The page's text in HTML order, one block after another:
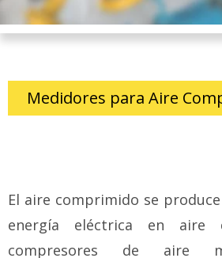
Medidores para Aire
El aire comprimido se
energía eléctrica en aire
compresores de aire